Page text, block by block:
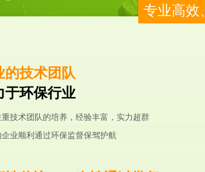
专业高效
的技术团队
于环保行业
技术团队的培养，经验丰富，实力超群
企业顺利通过环保监督保驾护航